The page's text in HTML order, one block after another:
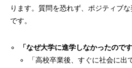
ります。質問を恐れず、ポジティブ
です。
「なぜ大学に進学しなかったのです
「高校卒業後、すぐに社会に